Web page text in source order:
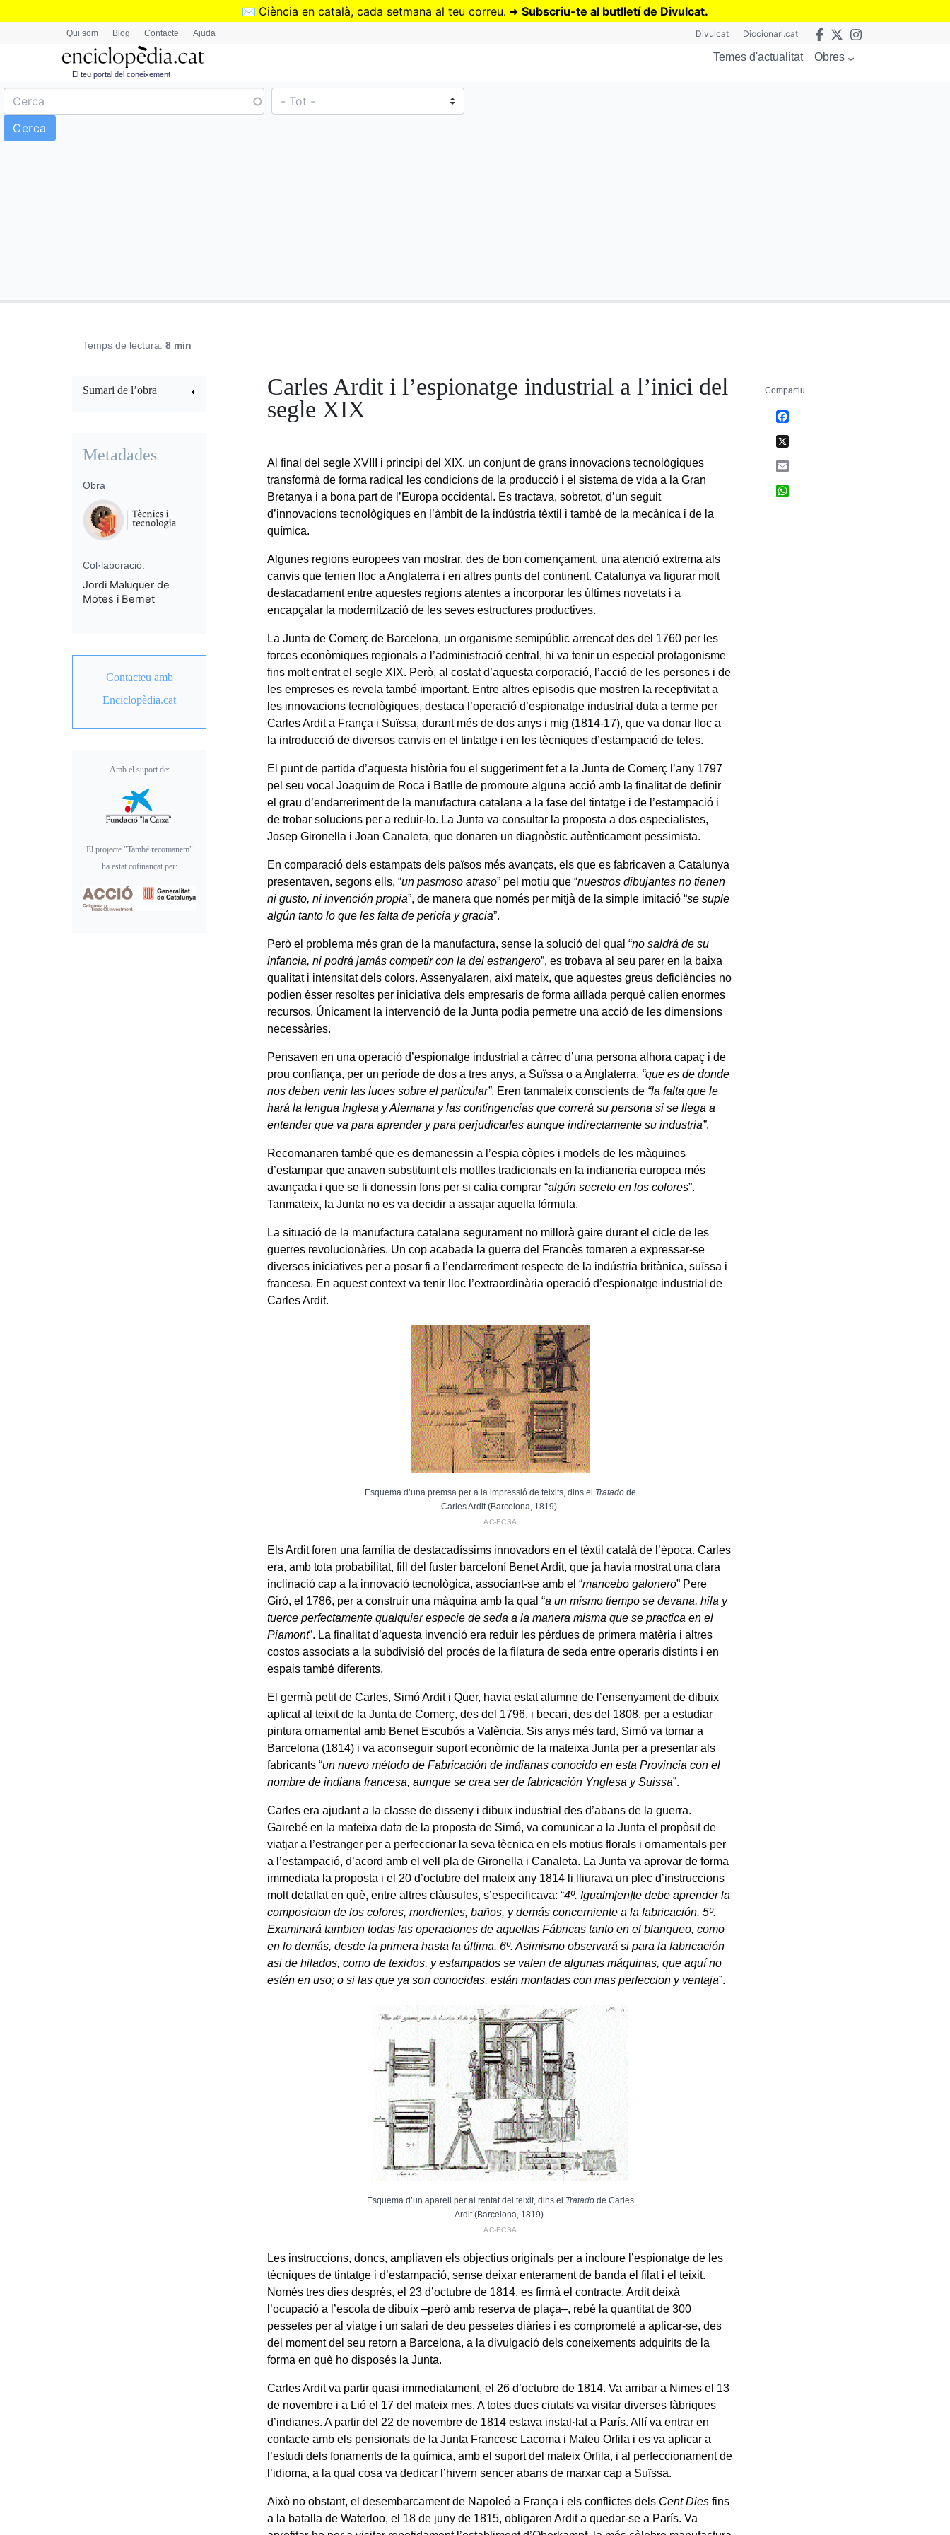
Vés
✉️ Ciència en català, cada setmana al teu correu. ➜ Subscriu-te al butlletí de Divulcat.
Qui som Blog Contacte Ajuda Divulcat Diccionari.cat
El teu portal del coneixement
Temes d'actualitat Obres
Temps de lectura: 8 min
Carles Ardit i l’espionatge industrial a l’inici del
segle XIX
Al final del segle XVIII i principi del XIX, un conjunt de grans innovacions tecnològiques
transformà de forma radical les condicions de la producció i el sistema de vida a la Gran
Bretanya i a bona part de l’Europa occidental. Es tractava, sobretot, d’un seguit
d’innovacions tecnològiques en l’àmbit de la indústria tèxtil i també de la mecànica i de la
química.
Algunes regions europees van mostrar, des de bon començament, una atenció extrema als
canvis que tenien lloc a Anglaterra i en altres punts del continent. Catalunya va figurar molt
destacadament entre aquestes regions atentes a incorporar les últimes novetats i a
encapçalar la modernització de les seves estructures productives.
La Junta de Comerç de Barcelona, un organisme semipúblic arrencat des del 1760 per les
forces econòmiques regionals a l’administració central, hi va tenir un especial protagonisme
fins molt entrat el segle XIX. Però, al costat d’aquesta corporació, l’acció de les persones i de
les empreses es revela també important. Entre altres episodis que mostren la receptivitat a
les innovacions tecnològiques, destaca l’operació d’espionatge industrial duta a terme per
Carles Ardit a França i Suïssa, durant més de dos anys i mig (1814-17), que va donar lloc a
la introducció de diversos canvis en el tintatge i en les tècniques d’estampació de teles.
El punt de partida d’aquesta història fou el suggeriment fet a la Junta de Comerç l’any 1797
pel seu vocal Joaquim de Roca i Batlle de promoure alguna acció amb la finalitat de definir
el grau d’endarreriment de la manufactura catalana a la fase del tintatge i de l’estampació i
de trobar solucions per a reduir-lo. La Junta va consultar la proposta a dos especialistes,
Josep Gironella i Joan Canaleta, que donaren un diagnòstic autènticament pessimista.
En comparació dels estampats dels països més avançats, els que es fabricaven a Catalunya
presentaven, segons ells, “un pasmoso atraso” pel motiu que “nuestros dibujantes no tienen
ni gusto, ni invención propia”, de manera que només per mitjà de la simple imitació “se suple
algún tanto lo que les falta de pericia y gracia”.
Però el problema més gran de la manufactura, sense la solució del qual “no saldrá de su
infancia, ni podrá jamás competir con la del estrangero”, es trobava al seu parer en la baixa
qualitat i intensitat dels colors. Assenyalaren, així mateix, que aquestes greus deficiències no
podien ésser resoltes per iniciativa dels empresaris de forma aïllada perquè calien enormes
recursos. Únicament la intervenció de la Junta podia permetre una acció de les dimensions
necessàries.
Pensaven en una operació d’espionatge industrial a càrrec d’una persona alhora capaç i de
prou confiança, per un període de dos a tres anys, a Suïssa o a Anglaterra, “que es de donde
nos deben venir las luces sobre el particular”. Eren tanmateix conscients de “la falta que le
hará la lengua Inglesa y Alemana y las contingencias que correrá su persona si se llega a
entender que va para aprender y para perjudicarles aunque indirectamente su industria”.
Recomanaren també que es demanessin a l’espia còpies i models de les màquines
d’estampar que anaven substituint els motlles tradicionals en la indianeria europea més
avançada i que se li donessin fons per si calia comprar “algún secreto en los colores”.
Tanmateix, la Junta no es va decidir a assajar aquella fórmula.
La situació de la manufactura catalana segurament no millorà gaire durant el cicle de les
guerres revolucionàries. Un cop acabada la guerra del Francès tornaren a expressar-se
diverses iniciatives per a posar fi a l’endarreriment respecte de la indústria britànica, suïssa i
francesa. En aquest context va tenir lloc l’extraordinària operació d’espionatge industrial de
Carles Ardit.
Esquema d’una premsa per a la impressió de teixits, dins el Tratadode
Carles Ardit (Barcelona, 1819).
AC-ECSA
Els Ardit foren una família de destacadíssims innovadors en el tèxtil català de l’època. Carles
era, amb tota probabilitat, fill del fuster barceloní Benet Ardit, que ja havia mostrat una clara
inclinació cap a la innovació tecnològica, associant-se amb el “mancebo galonero” Pere
Giró, el 1786, per a construir una màquina amb la qual “a un mismo tiempo se devana, hila y
tuerce perfectamente qualquier especie de seda a la manera misma que se practica en el
Piamont”. La finalitat d’aquesta invenció era reduir les pèrdues de primera matèria i altres
costos associats a la subdivisió del procés de la filatura de seda entre operaris distints i en
espais també diferents.
El germà petit de Carles, Simó Ardit i Quer, havia estat alumne de l’ensenyament de dibuix
aplicat al teixit de la Junta de Comerç, des del 1796, i becari, des del 1808, per a estudiar
pintura ornamental amb Benet Escubós a València. Sis anys més tard, Simó va tornar a
Barcelona (1814) i va aconseguir suport econòmic de la mateixa Junta per a presentar als
fabricants “un nuevo método de Fabricación de indianas conocido en esta Provincia con el
nombre de indiana francesa, aunque se crea ser de fabricación Ynglesa y Suissa”.
Carles era ajudant a la classe de disseny i dibuix industrial des d’abans de la guerra.
Gairebé en la mateixa data de la proposta de Simó, va comunicar a la Junta el propòsit de
viatjar a l’estranger per a perfeccionar la seva tècnica en els motius florals i ornamentals per
a l’estampació, d’acord amb el vell pla de Gironella i Canaleta. La Junta va aprovar de forma
immediata la proposta i el 20 d’octubre del mateix any 1814 li lliurava un plec d’instruccions
molt detallat en què, entre altres clàusules, s’especificava: “4º. Igualm[en]te debe aprender la
composicion de los colores, mordientes, baños, y demás concerniente a la fabricación. 5º.
Examinará tambien todas las operaciones de aquellas Fábricas tanto en el blanqueo, como
en lo demás, desde la primera hasta la última. 6º. Asimismo observará si para la fabricación
asi de hilados, como de texidos, y estampados se valen de algunas máquinas, que aquí no
estén en uso; o si las que ya son conocidas, están montadas con mas perfeccion y ventaja”.
Esquema d’un aparell per al rentat del teixit, dins el Tratadode Carles
Ardit (Barcelona, 1819).
AC-ECSA
Les instruccions, doncs, ampliaven els objectius originals per a incloure l’espionatge de les
tècniques de tintatge i d’estampació, sense deixar enterament de banda el filat i el teixit.
Només tres dies després, el 23 d’octubre de 1814, es firmà el contracte. Ardit deixà
l’ocupació a l’escola de dibuix –però amb reserva de plaça–, rebé la quantitat de 300
pessetes per al viatge i un salari de deu pessetes diàries i es comprometé a aplicar-se, des
del moment del seu retorn a Barcelona, a la divulgació dels coneixements adquirits de la
forma en què ho disposés la Junta.
Carles Ardit va partir quasi immediatament, el 26 d’octubre de 1814. Va arribar a Nimes el 13
de novembre i a Lió el 17 del mateix mes. A totes dues ciutats va visitar diverses fàbriques
d’indianes. A partir del 22 de novembre de 1814 estava instal·lat a París. Allí va entrar en
contacte amb els pensionats de la Junta Francesc Lacoma i Mateu Orfila i es va aplicar a
l’estudi dels fonaments de la química, amb el suport del mateix Orfila, i al perfeccionament de
l’idioma, a la qual cosa va dedicar l’hivern sencer abans de marxar cap a Suïssa.
Això no obstant, el desembarcament de Napoleó a França i els conflictes dels Cent Dies fins
a la batalla de Waterloo, el 18 de juny de 1815, obligaren Ardit a quedar-se a París. Va
Sumari de l’obra
Metadades
Obra
Col·laboració:
Jordi Maluquer de
Motes i Bernet
Contacteu amb
Enciclopèdia.cat
Amb el suport de:
El projecte "També recomanem"
ha estat cofinançat per:
Compartiu